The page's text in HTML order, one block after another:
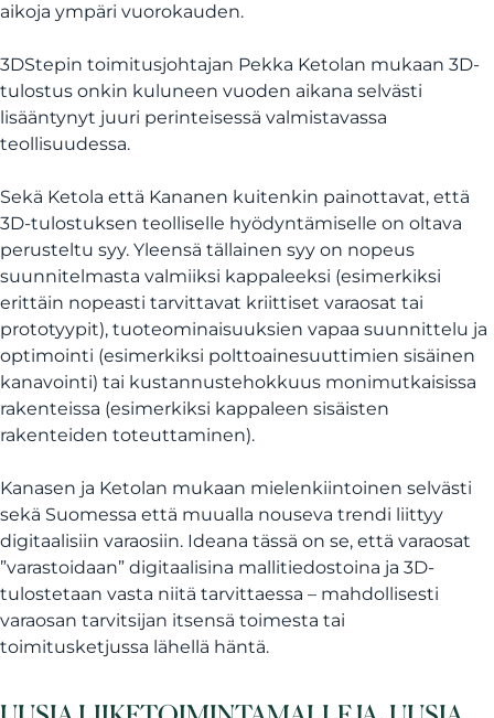
aikoja ympäri vuorokauden.
3DStepin toimitusjohtajan Pekka Ketolan mukaan 3D-
tulostus onkin kuluneen vuoden aikana selvästi
lisääntynyt juuri perinteisessä valmistavassa
teollisuudessa.
Sekä Ketola että Kananen kuitenkin painottavat, että
3D-tulostuksen teolliselle hyödyntämiselle on oltava
perusteltu syy. Yleensä tällainen syy on nopeus
suunnitelmasta valmiiksi kappaleeksi (esimerkiksi
erittäin nopeasti tarvittavat kriittiset varaosat tai
prototyypit), tuoteominaisuuksien vapaa suunnittelu ja
optimointi (esimerkiksi polttoainesuuttimien sisäinen
kanavointi) tai kustannustehokkuus monimutkaisissa
rakenteissa (esimerkiksi kappaleen sisäisten
rakenteiden toteuttaminen).
Kanasen ja Ketolan mukaan mielenkiintoinen selvästi
sekä Suomessa että muualla nouseva trendi liittyy
digitaalisiin varaosiin. Ideana tässä on se, että varaosat
”varastoidaan” digitaalisina mallitiedostoina ja 3D-
tulostetaan vasta niitä tarvittaessa – mahdollisesti
varaosan tarvitsijan itsensä toimesta tai
toimitusketjussa lähellä häntä.